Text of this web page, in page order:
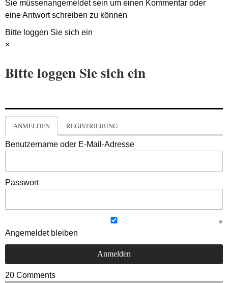
Sie müssenangemeldetsein um einen Kommentar oder
eine Antwort schreiben zu können
Bitte loggen Sie sich ein
×
Bitte loggen Sie sich ein
ANMELDEN REGISTRIERUNG
Benutzername oder E-Mail-Adresse
Passwort
Angemeldet bleiben
20 Comments